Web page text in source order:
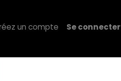
un compte Se connecter